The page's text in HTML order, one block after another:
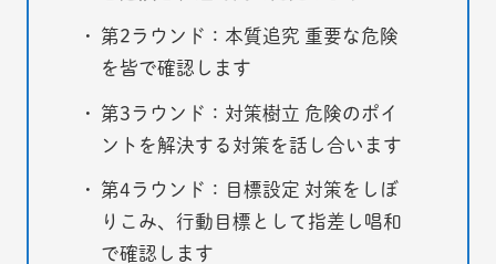
第2ラウンド：本質追究 重要な危険
を皆で確認します
第3ラウンド：対策樹立 危険のポイ
ントを解決する対策を話し合います
第4ラウンド：目標設定 対策をしぼ
りこみ、行動目標として指差し唱和
で確認します